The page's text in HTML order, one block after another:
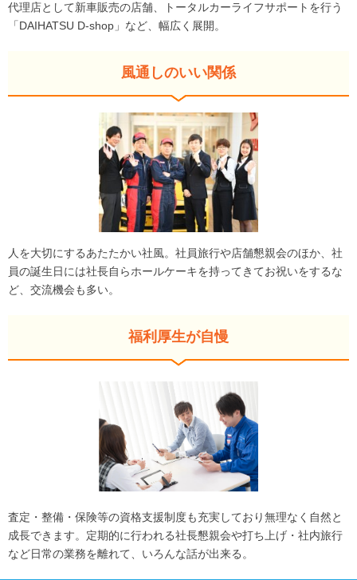
代理店として新車販売の店舗、トータルカーライフサポートを行う
「DAIHATSU D-shop」など、幅広く展開。
風通しのいい関係
人を大切にするあたたかい社風。社員旅行や店舗懇親会のほか、社
員の誕生日には社長自らホールケーキを持ってきてお祝いをするな
ど、交流機会も多い。
福利厚生が自慢
査定・整備・保険等の資格支援制度も充実しており無理なく自然と
成長できます。定期的に行われる社長懇親会や打ち上げ・社内旅行
など日常の業務を離れて、いろんな話が出来る。